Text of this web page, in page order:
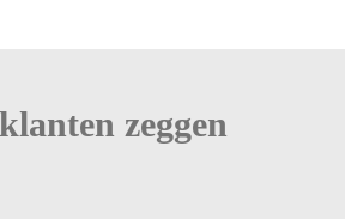
zeggen